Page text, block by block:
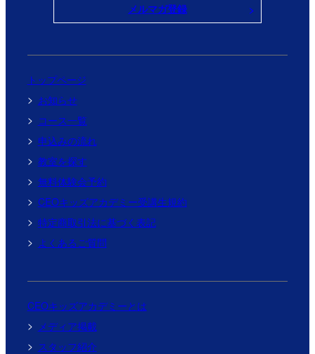
メルマガ登録
トップページ
お知らせ
コース一覧
申込みの流れ
教室を探す
無料体験会予約
CEOキッズアカデミー受講生規約
特定商取引法に基づく表記
よくあるご質問
CEOキッズアカデミーとは
メディア掲載
スタッフ紹介